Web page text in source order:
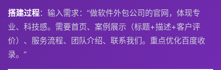
搭建过程：输入需求：“做软件外包公司的官网，体现专
业、科技感。需要首页、案例展示（标题+描述+客户评
价）、服务流程、团队介绍、联系我们。重点优化百度收
录。”